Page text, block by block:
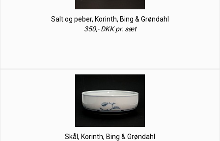
Salt og peber, Korinth, Bing & Grøndahl
350,- DKK pr. sæt
Skål, Korinth, Bing & Grøndahl